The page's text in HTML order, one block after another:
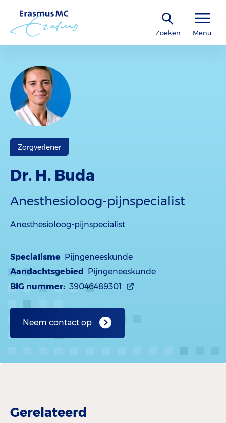
Zoeken Menu
Zorgverlener
Dr. H. Buda
Anesthesioloog-pijnspecialist
Anesthesioloog-pijnspecialist
Specialisme Pijngeneeskunde
Aandachtsgebied Pijngeneeskunde
BIG nummer: 39046489301
Neem contact op
Gerelateerd